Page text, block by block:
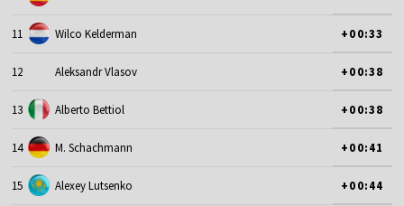
11 Wilco Kelderman +00:33
12 Aleksandr Vlasov +00:38
13 Alberto Bettiol +00:38
14 M. Schachmann +00:41
15 Alexey Lutsenko +00:44